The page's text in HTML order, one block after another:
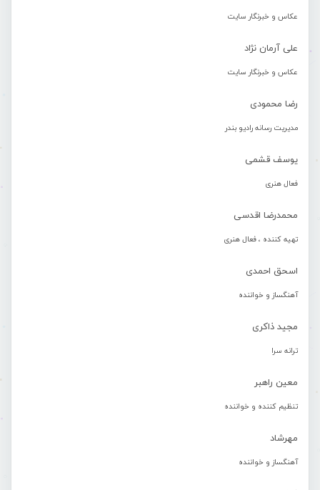
عکاس و خبرنگار سایت
علی آرمان نژاد
عکاس و خبرنگار سایت
رضا محمودی
مدیریت رسانه رادیو بندر
یوسف قشمی
فعال هنری
محمدرضا اقدسی
تهیه کننده ، فعال هنری
اسحق احمدی
آهنگساز و خواننده
مجید ذاکری
ترانه سرا
معین راهبر
تنظیم کننده و خواننده
مهرشاد
آهنگساز و خواننده